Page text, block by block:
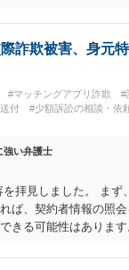
入には「相手方と一
することができませ
により「一緒に行く
、当然にチケットを引
金すべきとするのが当
いう判断に傾くことに
けたいという心理が働
トがエリア指定のアリ
しれませんし、その
すれば、判断は変わ
ト転売防止法に規定
るでしょう。 このよ
詐欺被害、身元
#マッチングアプリ詐欺
#
付 #少額訴訟の相談・依
強い弁護士
拝見しました。 まず
ば、契約者情報の照
きる可能性はありま
、詐欺の事案であれば